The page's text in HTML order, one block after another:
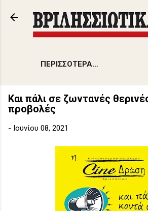
Μετάβαση στο κύριο
ΠΕΡΙΣΣΌΤΕΡΑ…
Και πάλι σε ζωντανές
προβολές
- Ιουνίου 08, 2021